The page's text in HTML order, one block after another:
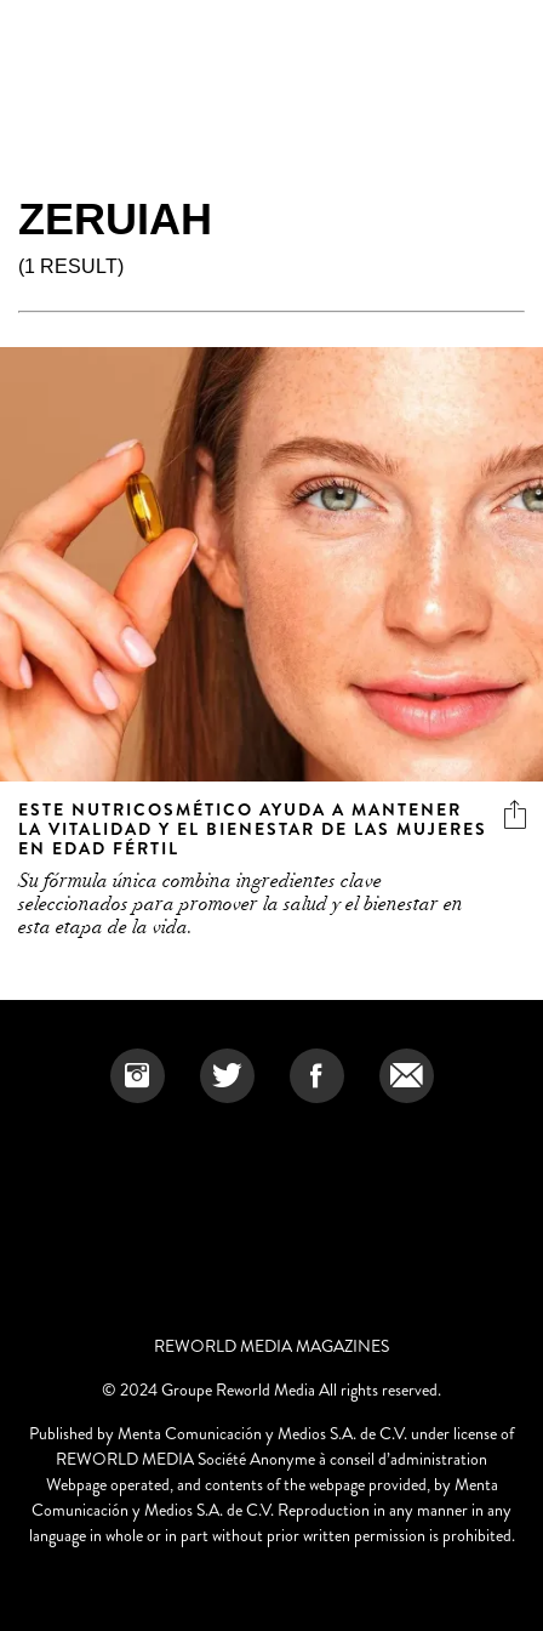
ZERUIAH
(1 RESULT)
ESTE NUTRICOSMÉTICO AYUDA A MANTENER
LA VITALIDAD Y EL BIENESTAR DE LAS MUJERES
EN EDAD FÉRTIL
Su fórmula única combina ingredientes clave
seleccionados para promover la salud y el bienestar en
esta etapa de la vida.
REWORLD MEDIA MAGAZINES
© 2024 Groupe Reworld Media All rights reserved.
Published by Menta Comunicación y Medios S.A. de C.V. under license of
REWORLD MEDIA Société Anonyme à conseil d’administration
Webpage operated, and contents of the webpage provided, by Menta
Comunicación y Medios S.A. de C.V. Reproduction in any manner in any
language in whole or in part without prior written permission is prohibited.